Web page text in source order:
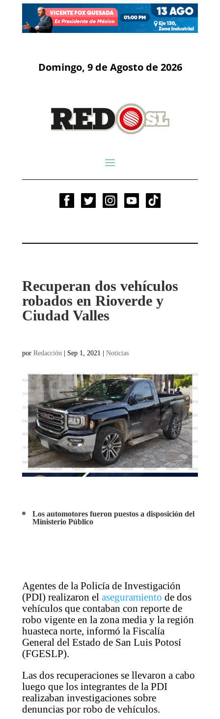
Domingo, 9 de Agosto de 2026
Recuperan dos vehículos
robados en Rioverde y
Ciudad Valles
por Redacción | Sep 1, 2021 | Noticias
Los automotores fueron puestos a disposición del
Ministerio Público
Agentes de la Policía de Investigación
(PDI) realizaron el aseguramiento de dos
vehículos que contaban con reporte de
robo vigente en la zona media y la región
huasteca norte, informó la Fiscalía
General del Estado de San Luis Potosí
(FGESLP).
Las dos recuperaciones se llevaron a cabo
luego que los integrantes de la PDI
realizaban investigaciones sobre
denuncias por robo de vehículos.